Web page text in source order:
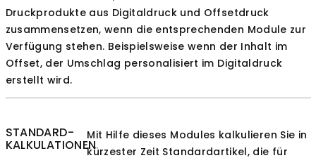
Druckprodukte aus Digitaldruck und Offsetdruck
zusammensetzen, wenn die entsprechenden Module zur
Verfügung stehen. Beispielsweise wenn der Inhalt im
Offset, der Umschlag personalisiert im Digitaldruck
erstellt wird.
STANDARD-
KALKULATIONEN
Mit Hilfe dieses Modules kalkulieren Sie in
kürzester Zeit Standardartikel, die für